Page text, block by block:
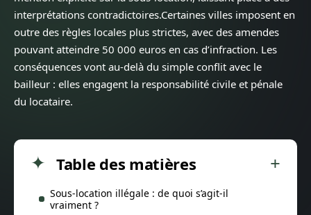
interprétations contradictoires.Certaines villes imposent en
outre des règles locales plus strictes, avec des amendes
pouvant atteindre 50 000 euros en cas d’infraction. Les
conséquences vont au-delà du simple conflit avec le
bailleur : elles engagent la responsabilité civile et pénale
du locataire.
Table des matières
Sous-location illégale : de quoi s’agit-il
vraiment ?